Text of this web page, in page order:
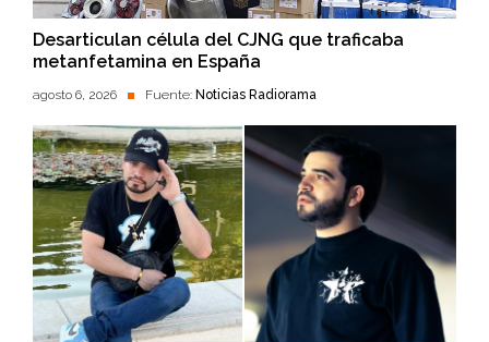
Desarticulan célula del CJNG que traficaba
metanfetamina en España
agosto 6, 2026 Fuente: Noticias Radiorama